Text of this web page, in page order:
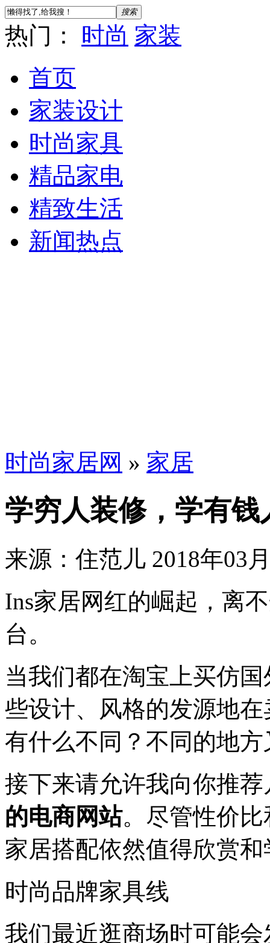
搜索
热门： 时尚 家装
首页
家装设计
时尚家具
精品家电
精致生活
新闻热点
时尚家居网 » 家居
学穷人装修，学有钱
来源：住范儿 2018年03
Ins家居网红的崛起，离
台。
当我们都在淘宝上买仿
些设计、风格的发源地
有什么不同？不同的地
接下来请允许我向你推荐
的电商网站。尽管性价
家居搭配依然值得欣赏和
时尚品牌家具线
我们最近逛商场时可能